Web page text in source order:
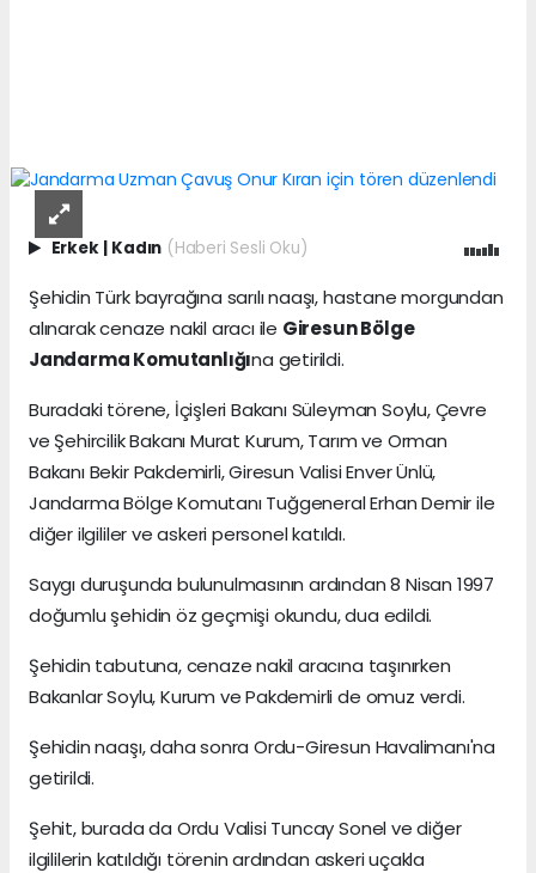
Erkek | Kadın (Haberi Sesli Oku)
Şehidin Türk bayrağına sarılı naaşı, hastane morgundan
alınarak cenaze nakil aracı ile Giresun Bölge
Jandarma Komutanlığına getirildi.
Buradaki törene, İçişleri Bakanı Süleyman Soylu, Çevre
ve Şehircilik Bakanı Murat Kurum, Tarım ve Orman
Bakanı Bekir Pakdemirli, Giresun Valisi Enver Ünlü,
Jandarma Bölge Komutanı Tuğgeneral Erhan Demir ile
diğer ilgililer ve askeri personel katıldı.
Saygı duruşunda bulunulmasının ardından 8 Nisan 1997
doğumlu şehidin öz geçmişi okundu, dua edildi.
Şehidin tabutuna, cenaze nakil aracına taşınırken
Bakanlar Soylu, Kurum ve Pakdemirli de omuz verdi.
Şehidin naaşı, daha sonra Ordu-Giresun Havalimanı'na
getirildi.
Şehit, burada da Ordu Valisi Tuncay Sonel ve diğer
ilgililerin katıldığı törenin ardından askeri uçakla